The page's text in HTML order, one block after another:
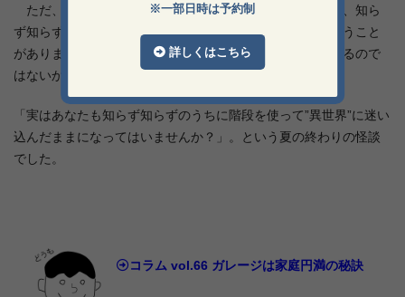
※一部日時は予約制
詳しくはこちら
ただ、実はこの「日常」から「非日常」への切り替えは、知ら
ず知らず全ての階段で起こっているのじゃないかと最近思うこと
があります。そして迷い込んだまま、そのままになっているので
はないかと。
「実はあなたも知らず知らずのうちに階段を使って”異世界”に迷い
込んだままになってはいませんか？」。という夏の終わりの怪談
でした。
コラム vol.66 ガレージは家庭円満の秘訣